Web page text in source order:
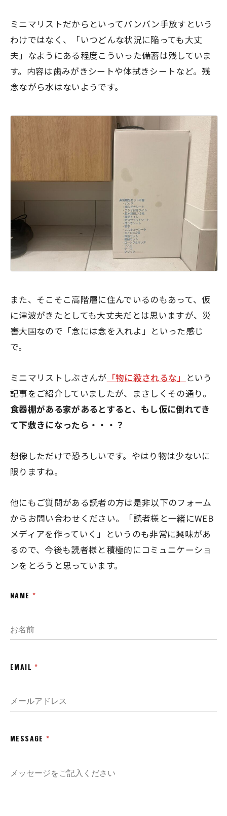
ミニマリストだからといってバンバン手放すという
わけではなく、「いつどんな状況に陥っても大丈
夫」なようにある程度こういった備蓄は残していま
す。内容は歯みがきシートや体拭きシートなど。残
念ながら水はないようです。
また、そこそこ高階層に住んでいるのもあって、仮
に津波がきたとしても大丈夫だとは思いますが、災
害大国なので「念には念を入れよ」といった感じ
で。
ミニマリストしぶさんが 「物に殺されるな」
という
記事をご紹介していましたが、まさしくその通り。
食器棚がある家があるとすると、もし仮に倒れてき
て下敷きになったら・・・？
想像しただけで恐ろしいです。やはり物は少ないに
限りますね。
他にもご質問がある読者の方は是非以下のフォーム
からお問い合わせください。「読者様と一緒にWEB
メディアを作っていく」というのも非常に興味があ
るので、今後も読者様と積極的にコミュニケーショ
ンをとろうと思っています。
NAME *
EMAIL*
MESSAGE*